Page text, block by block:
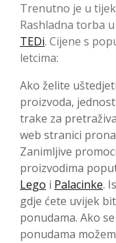
Trenutno je u
Rashladna torba
TEDi. Cijene s
letcima:
Ako želite
proizvoda,
trake za
web stranici
Zanimljive
proizvodima
Lego i Palacinke.
gdje ćete uvijek
ponudama. Ako
ponudama